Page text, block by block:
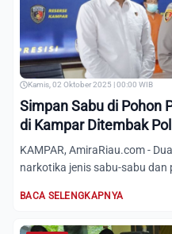
Kamis, 02 Oktober 2025 | 00:00 WIB
Simpan Sabu di Pohon
di Kampar Ditembak
KAMPAR, AmiraRiau.com -
narkotika jenis sabu-sabu dan
BACA SELENGKAPNYA